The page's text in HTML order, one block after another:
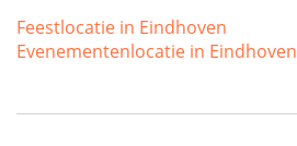
Feestlocatie in Eindhoven
Evenementenlocatie in Eindhoven